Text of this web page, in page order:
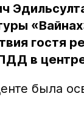
гостя
в
была